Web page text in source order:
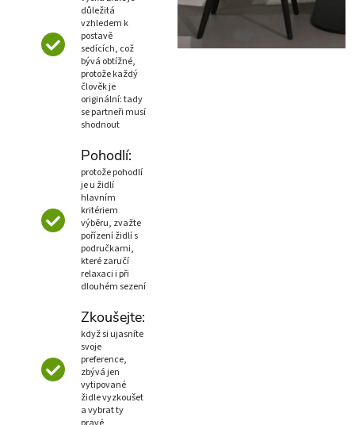
důležitá
vzhledem k
postavě
sedících, což
bývá obtížné,
protože každý
člověk je
originální: tady
se partneři musí
shodnout
Pohodlí:
protože pohodlí
je u židlí
hlavním
kritériem
výběru, zvažte
pořízení židlí s
područkami,
které zaručí
relaxaci i při
dlouhém sezení
Zkoušejte:
když si ujasníte
svoje
preference,
zbývá jen
vytipované
židle vyzkoušet
a vybrat ty